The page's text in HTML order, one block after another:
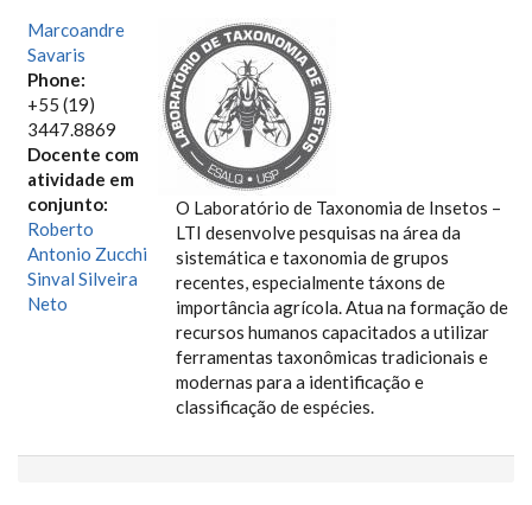
Marcoandre
Savaris
Phone:
+55 (19)
3447.8869
Docente com
atividade em
conjunto:
Roberto
Antonio Zucchi
Sinval Silveira
Neto
O Laboratório de Taxonomia de Insetos –
LTI desenvolve pesquisas na área da
sistemática e taxonomia de grupos
recentes, especialmente táxons de
importância agrícola. Atua na formação de
recursos humanos capacitados a utilizar
ferramentas taxonômicas tradicionais e
modernas para a identificação e
classificação de espécies.